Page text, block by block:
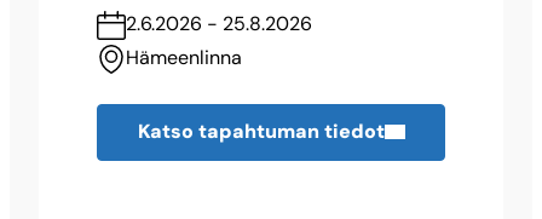
2.6.2026 - 25.8.2026
Hämeenlinna
Katso tapahtuman tiedot